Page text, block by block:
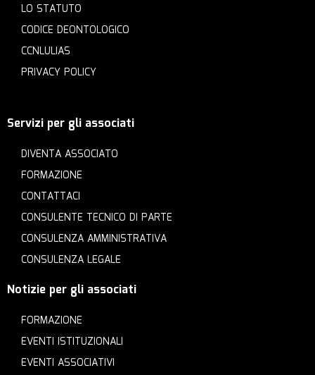
LO STATUTO
CODICE DEONTOLOGICO
CCNLULIAS
PRIVACY POLICY
Servizi per gli associati
DIVENTA ASSOCIATO
FORMAZIONE
CONTATTACI
CONSULENTE TECNICO DI PARTE
CONSULENZA AMMINISTRATIVA
CONSULENZA LEGALE
Notizie per gli associati
FORMAZIONE
EVENTI ISTITUZIONALI
EVENTI ASSOCIATIVI